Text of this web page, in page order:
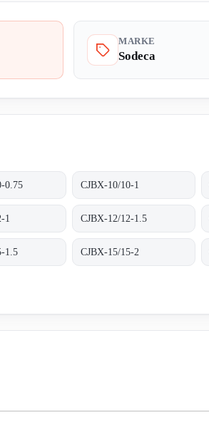
MARKE
Sodeca
0.75 CJBX-10/10-1
1 CJBX-12/12-1.5
1.5 CJBX-15/15-2